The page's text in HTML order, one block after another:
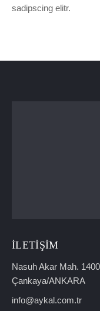
sadipscing elitr.
İLETIŞIM
Nasuh Akar Mah.
Çankaya/ANKARA
info@aykal.com.tr